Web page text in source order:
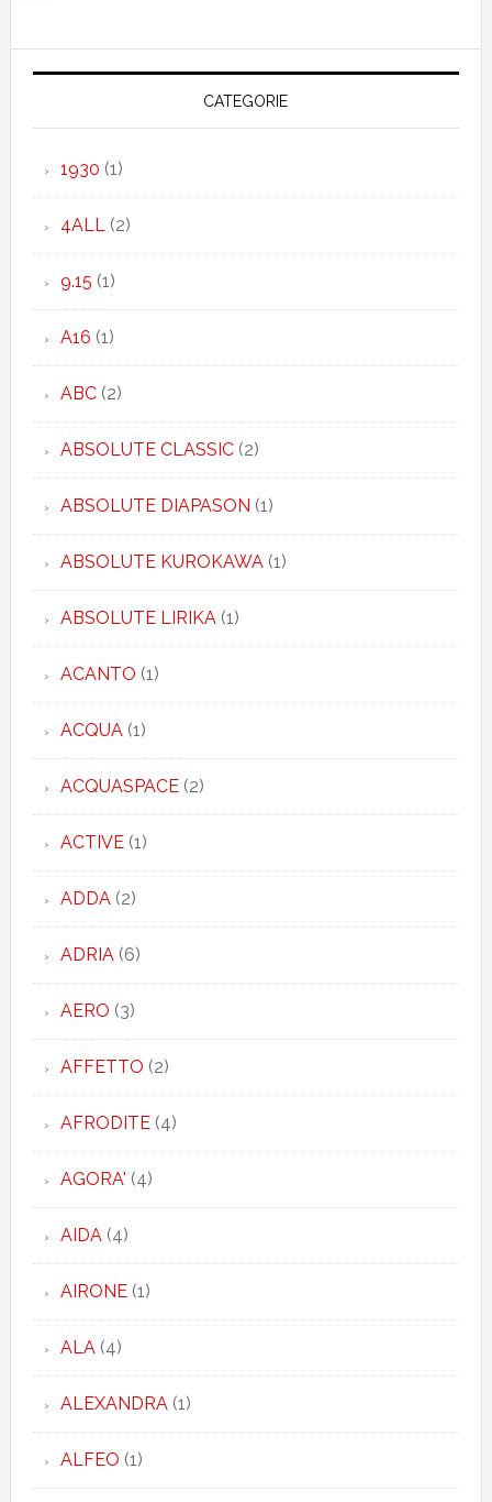
CATEGORIE
1930 (1)
4ALL(2)
9.15 (1)
A16 (1)
ABC(2)
ABSOLUTE CLASSIC(2)
ABSOLUTE DIAPASON (1)
ABSOLUTE KUROKAWA(1)
ABSOLUTE LIRIKA(1)
ACANTO (1)
ACQUA(1)
ACQUASPACE(2)
ACTIVE(1)
ADDA(2)
ADRIA(6)
AERO (3)
AFFETTO (2)
AFRODITE(4)
AGORA' (4)
AIDA(4)
AIRONE(1)
ALA(4)
ALEXANDRA(1)
ALFEO (1)